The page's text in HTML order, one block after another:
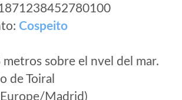
Cospeito
sobre el nvel del mar.
de Toiral
Madrid)